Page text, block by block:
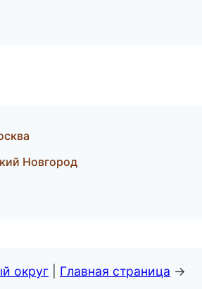
Новгород
округ Главная страница →